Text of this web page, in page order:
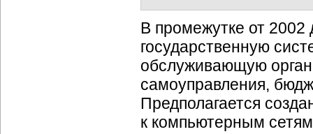
В промежутке от 2002
государственную
обслуживающую
самоуправления,
Предполагается
к компьютерным